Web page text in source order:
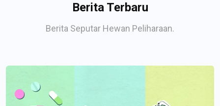
Berita Terbaru
Berita Seputar Hewan Peliharaan.